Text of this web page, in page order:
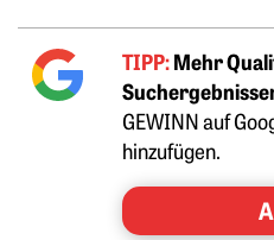
TIPP:Mehr
GEWINN auf
hinzufügen.